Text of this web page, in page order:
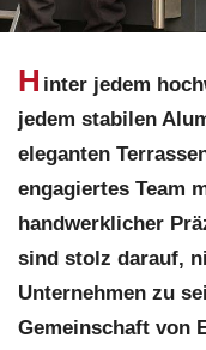
H inter jedem
jedem stabilen
eleganten
engagiertes Team
handwerklicher
sind stolz darauf,
Unternehmen zu
Gemeinschaft von